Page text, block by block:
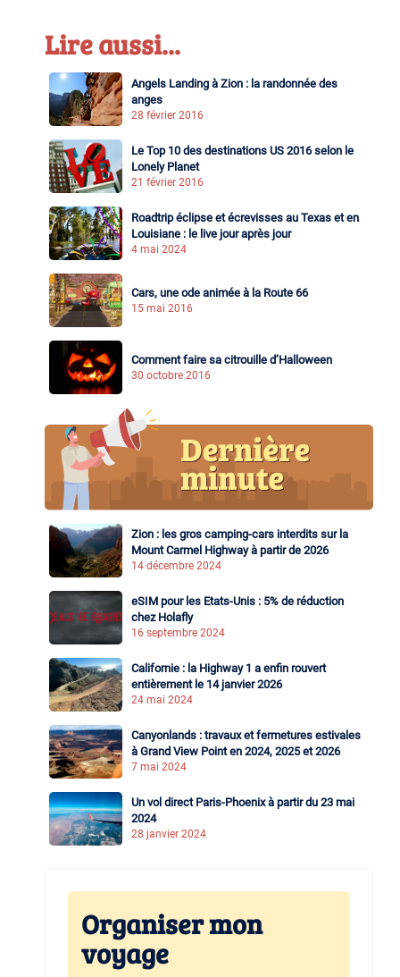
Lire aussi...
Angels Landing à Zion : la randonnée des
anges
28 février 2016
Le Top 10 des destinations US 2016 selon le
Lonely Planet
21 février 2016
Roadtrip éclipse et écrevisses au Texas et en
Louisiane : le live jour après jour
4 mai 2024
Cars, une ode animée à la Route 66
15 mai 2016
Comment faire sa citrouille d’Halloween
30 octobre 2016
Zion : les gros camping-cars interdits sur la
Mount Carmel Highway à partir de 2026
14 décembre 2024
eSIM pour les Etats-Unis : 5% de réduction
chez Holafly
16 septembre 2024
Californie : la Highway 1 a enfin rouvert
entièrement le 14 janvier 2026
24 mai 2024
Canyonlands : travaux et fermetures estivales
à Grand View Point en 2024, 2025 et 2026
7 mai 2024
Un vol direct Paris-Phoenix à partir du 23 mai
2024
28 janvier 2024
Organiser mon
voyage